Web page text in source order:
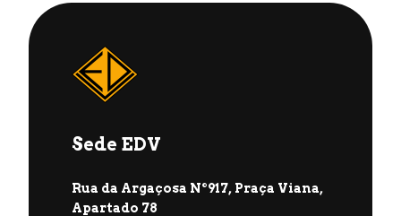
Sede EDV
Rua da Argaçosa Nº917, Praça Viana,
Apartado 78